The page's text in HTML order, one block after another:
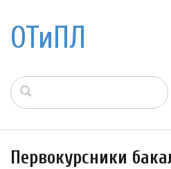
ОТиПЛ
Первокурсники